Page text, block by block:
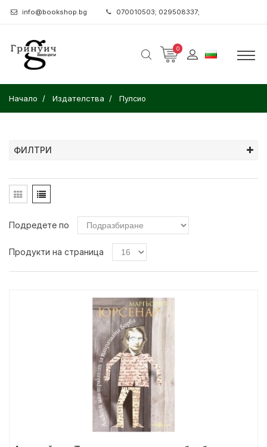
info@bookshop.bg 070010503; 029508337;
0
Начало Издателства Пулсио
ФИЛТРИ
Подредете по
Продукти на страница